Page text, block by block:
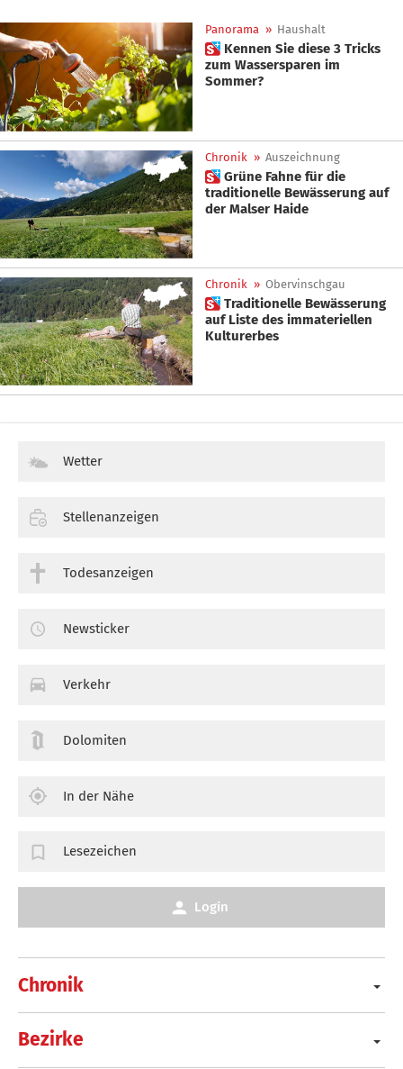
Panorama » Haushalt
 Kennen Sie diese 3 Tricks
zum Wassersparen im
Sommer?
Chronik » Auszeichnung
 Grüne Fahne für die
traditionelle Bewässerung auf
der Malser Haide
Chronik » Obervinschgau
 Traditionelle Bewässerung
auf Liste des immateriellen
Kulturerbes
Chronik
Bezirke
Wetter
Stellenanzeigen
Todesanzeigen
Newsticker
Verkehr
Dolomiten
In der Nähe
Lesezeichen
Login